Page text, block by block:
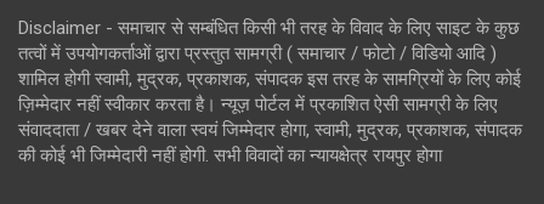
Disclaimer - समाचार से सम्बंधित किसी भी तरह के विवाद के लिए साइट के कुछ
तत्वों में उपयोगकर्ताओं द्वारा प्रस्तुत सामग्री ( समाचार / फोटो / विडियो आदि )
शामिल होगी स्वामी, मुद्रक, प्रकाशक, संपादक इस तरह के सामग्रियों के लिए कोई
ज़िम्मेदार नहीं स्वीकार करता है। न्यूज़ पोर्टल में प्रकाशित ऐसी सामग्री के लिए
संवाददाता / खबर देने वाला स्वयं जिम्मेदार होगा, स्वामी, मुद्रक, प्रकाशक, संपादक
की कोई भी जिम्मेदारी नहीं होगी. सभी विवादों का न्यायक्षेत्र रायपुर होगा